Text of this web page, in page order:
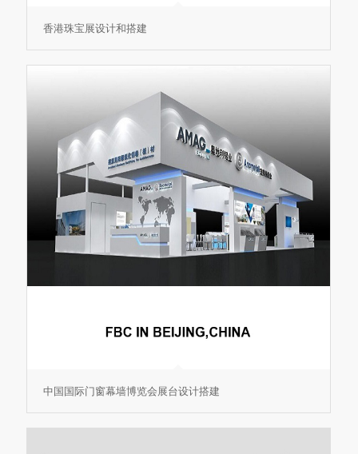
香港珠宝展设计和搭建
中国国际门窗幕墙博览会展台设计搭建